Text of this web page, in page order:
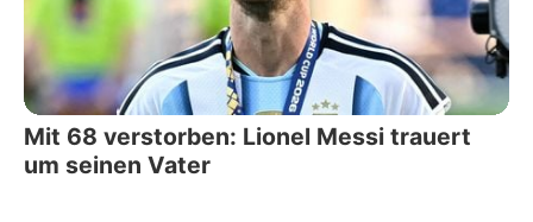
Mit 68 verstorben: Lionel Messi trauert
um seinen Vater